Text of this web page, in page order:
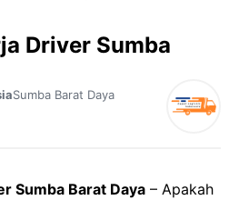
Driver Sumba
Sumba Barat Daya
Sumba Barat Daya – Apakah